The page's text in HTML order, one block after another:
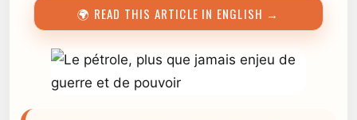
🌍 READ THIS ARTICLE IN ENGLISH →